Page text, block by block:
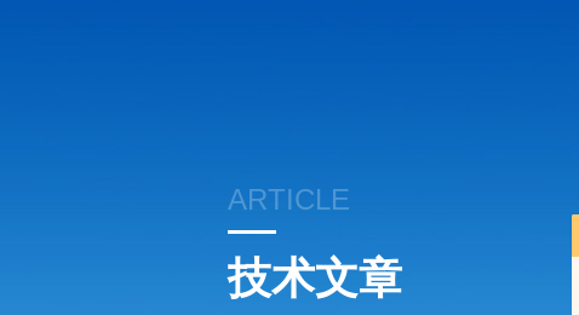
ARTICLE
技术文章